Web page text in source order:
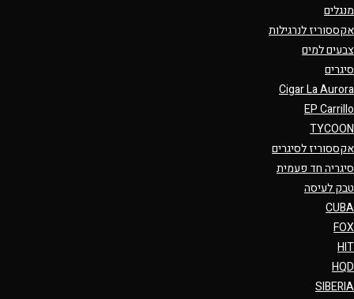
מנגלים
אקססוריז לנרגילות
צבעים למים
סיגרים
Cigar La Aurora
EP Carrillo
TYCOON
אקססוריז לסיגרים
סיגריה חד פעמית
טבק לעיסה
CUBA
FOX
HIT
HQD
SIBERIA